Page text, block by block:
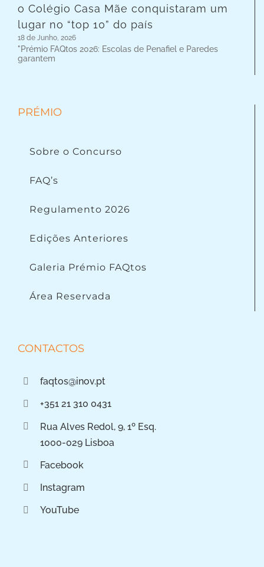
o Colégio Casa Mãe conquistaram um
lugar no “top 10” do país
18 de Junho, 2026
"Prémio FAQtos 2026: Escolas de Penafiel e Paredes
garantem
PRÉMIO
Sobre o Concurso
FAQ’s
Regulamento 2026
Edições Anteriores
Galeria Prémio FAQtos
Área Reservada
CONTACTOS
faqtos@inov.pt
+351 21 310 0431
Rua Alves Redol, 9, 1º Esq.
1000-029 Lisboa
Facebook
Instagram
YouTube